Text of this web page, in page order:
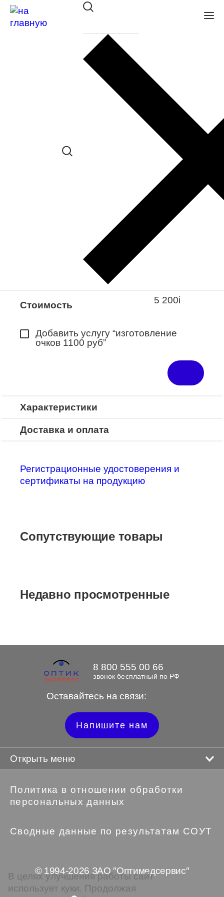
Оправа ESTILO мет. 276 C01
в наличии (Больше 5 шт.) *наличие
товара в конкретном салоне
необходимо уточнять отдельно
Закажите понравившуюся модель
в ближайший салон “Оптик-Экспресс”.
*Доступно для Республики
Стоимость 5 200i
Добавить услугу “изготовление
очков 1100 руб”
Сравнить товар
Характеристики
Доставка и оплата
Регистрационные удостоверения и
сертификаты на продукцию
Сопутствующие товары
Недавно просмотренные
Оставайтесь на связи:
8 800 555 00 66
звонок бесплатный по РФ
Напишите нам
Открыть меню
Политика в отношении обработки
персональных данных
Сводные данные по результатам СОУТ
© 1994-2026 ЗАО ″Оптимедсервис″
В целях улучшения работы сайт
использует куки. Продолжая